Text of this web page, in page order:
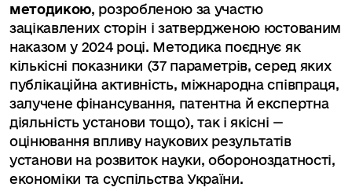
методикою, розробленою за участю
зацікавлених сторін і затвердженою юстованим
наказом у 2024 році. Методика поєднує як
кількісні показники (37 параметрів, серед яких
публікаційна активність, міжнародна співпраця,
залучене фінансування, патентна й експертна
діяльність установи тощо), так і якісні —
оцінювання впливу наукових результатів
установи на розвиток науки, обороноздатності,
економіки та суспільства України.